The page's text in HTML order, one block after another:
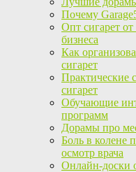
Почему
Опт сигарет
бизнеса
Как
сигарет
Практические
сигарет
Обучающие
программ
Дорамы про
Боль в колене
осмотр врача
Онлайн-доски